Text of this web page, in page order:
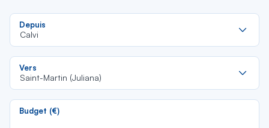
Depuis
Calvi
Vers
Saint-Martin (Juliana)
Budget (€)